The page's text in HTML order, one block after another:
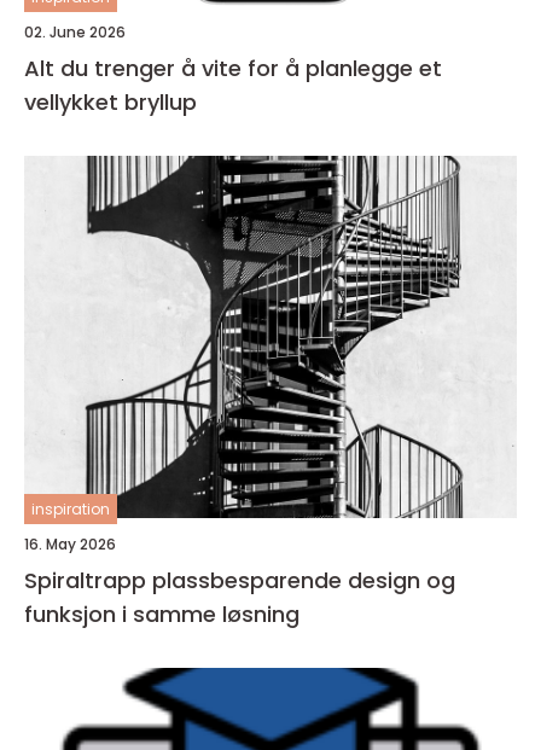
02. June 2026
Alt du trenger å vite for å planlegge et
vellykket bryllup
inspiration
16. May 2026
Spiraltrapp plassbesparende design og
funksjon i samme løsning